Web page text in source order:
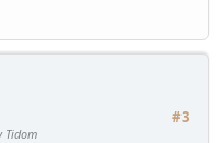
#3
Tidom